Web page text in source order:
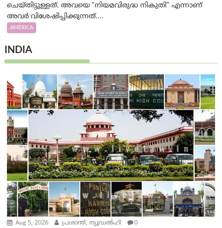
ചെയ്തിട്ടുള്ളത്. അവയെ “നിയമവിരുദ്ധ നികുതി” എന്നാണ്
അവര്‍ വിശേഷിപ്പിക്കുന്നത്....
AMERICA
INDIA
Aug 5, 2026 പ്രശാന്ത്, ന്യൂഡല്‍ഹി 0